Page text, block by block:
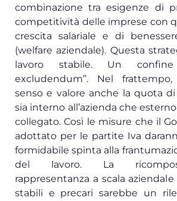
combinazione tra esigenze di
competitività delle imprese con
crescita salariale e di
(welfare aziendale). Questa
lavoro stabile. Un
excludendum”. Nel
senso e valore anche la quota
sia interno all’azienda che
collegato. Così le misure che il
adottato per le partite Iva
formidabile spinta alla
del lavoro. La
rappresentanza a scala
stabili e precari sarebbe un